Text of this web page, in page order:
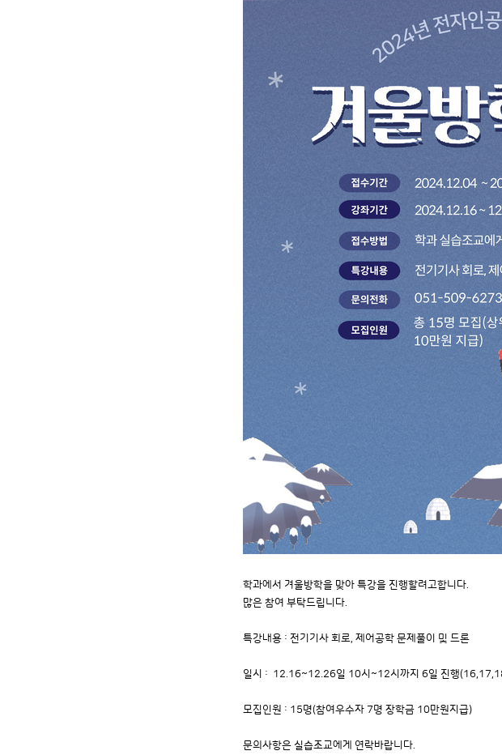
학과에서 겨울방학을 맞아 특강을 진행할려고합니다.
많은 참여 부탁드립니다.
특강내용 : 전기기사 회로, 제어공학 문제풀이 및 드론
일시 : 12.16~12.26일 10시~12시까지 6일 진행
모집인원 : 15명(참여우수자 7명 장학금 10만원지급)
문의사항은 실습조교에게 연락바랍니다.